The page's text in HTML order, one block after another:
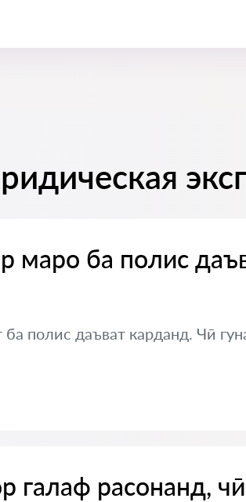
маро ба полис
полис даъват карданд. Чӣ
галаф расонанд,